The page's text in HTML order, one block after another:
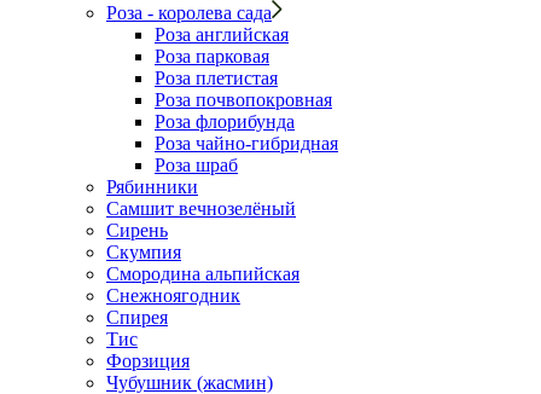
Роза - королева сада
Роза английская
Роза парковая
Роза плетистая
Роза почвопокровная
Роза флорибунда
Роза чайно-гибридная
Роза шраб
Рябинники
Самшит вечнозелёный
Сирень
Скумпия
Смородина альпийская
Снежноягодник
Спирея
Тис
Форзиция
Чубушник (жасмин)